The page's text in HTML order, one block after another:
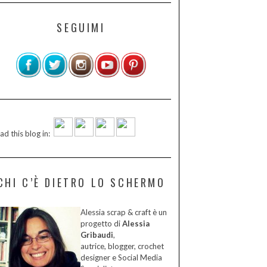
SEGUIMI
this blog in:
C’È DIETRO LO SCHERMO
Alessia scrap & craft è un
progetto diAlessia
Gribaudi,
autrice, blogger, crochet
designer e Social Media